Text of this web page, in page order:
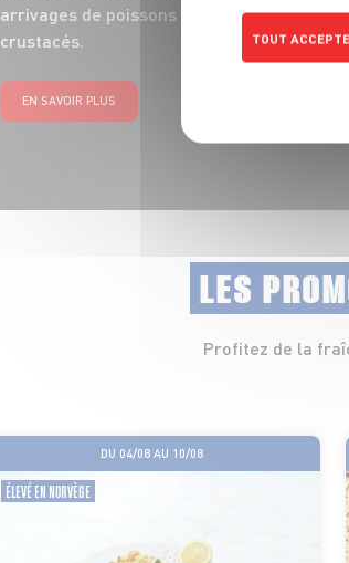
arrivages de poissons entiers, filets,
crustacés.
EN SAVOIR PLUS
LES
Profitez de la
DU 04/08 AU 10/08
ÉLEVÉ EN NORVÈGE
TOUT